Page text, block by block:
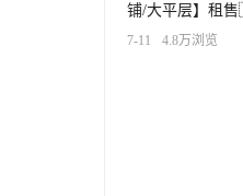
铺/大平层】租
屋·随时带看·【
7-11 4.8万浏览